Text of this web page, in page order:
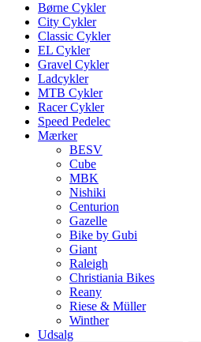
Børne Cykler
City Cykler
Classic Cykler
EL Cykler
Gravel Cykler
Ladcykler
MTB Cykler
Racer Cykler
Speed Pedelec
Mærker
BESV
Cube
MBK
Nishiki
Centurion
Gazelle
Bike by Gubi
Giant
Raleigh
Christiania Bikes
Reany
Riese & Müller
Winther
Udsalg